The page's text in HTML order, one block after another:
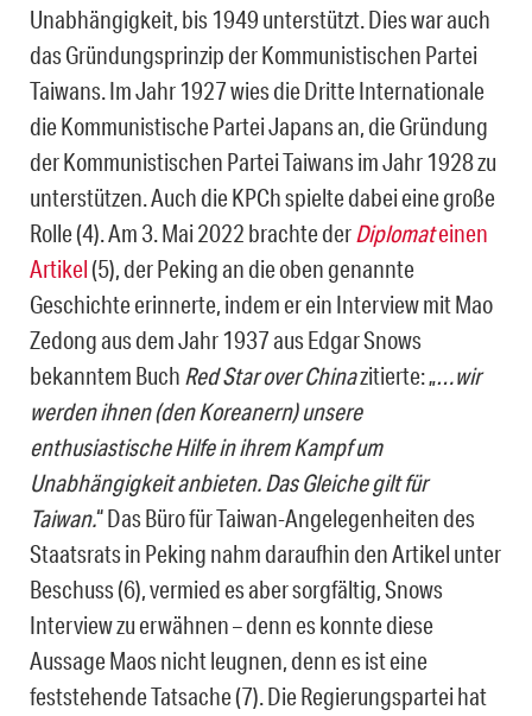
Unabhängigkeit, bis 1949 unterstützt. Dies war auch
das Gründungsprinzip der Kommunistischen Partei
Taiwans. Im Jahr 1927 wies die Dritte Internationale
die Kommunistische Partei Japans an, die Gründung
der Kommunistischen Partei Taiwans im Jahr 1928 zu
unterstützen. Auch die KPCh spielte dabei eine große
Rolle (4). Am 3. Mai 2022 brachte derDiplomateinen
Artikel(5), der Peking an die oben genannte
Geschichte erinnerte, indem er ein Interview mit Mao
Zedong aus dem Jahr 1937 aus Edgar Snows
bekanntem Buch Red Star over Chinazitierte: „…wir
werden ihnen (den Koreanern) unsere
enthusiastische Hilfe in ihrem Kampf um
Unabhängigkeit anbieten. Das Gleiche gilt für
Taiwan.“ Das Büro für Taiwan-Angelegenheiten des
Staatsrats in Peking nahm daraufhin den Artikel unter
Beschuss (6), vermied es aber sorgfältig, Snows
Interview zu erwähnen – denn es konnte diese
Aussage Maos nicht leugnen, denn es ist eine
feststehende Tatsache (7). Die Regierungspartei hat